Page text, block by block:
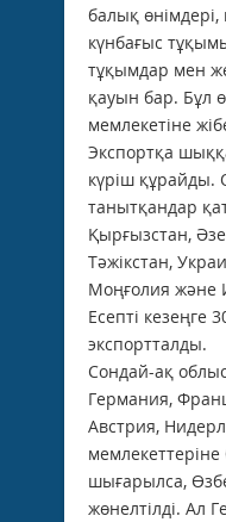
балық
күнбағыс
тұқымдар мен
қауын бар. Бұл
мемлекетіне
Экспортқа
күріш құрайды.
танытқандар
Қырғызстан,
Тәжікстан,
Моңғолия және
Есепті кезеңге
экспортталды.
Сондай-ақ
Германия,
Австрия,
шығарылса,
жөнелтілді. Ал